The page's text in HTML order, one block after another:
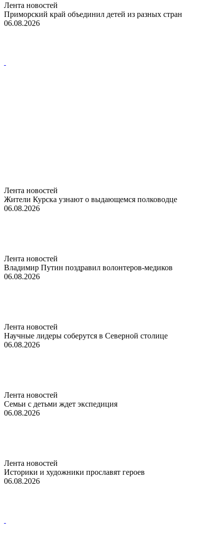
Лента новостей
Приморский край объединил детей из разных стран
06.08.2026
Лента новостей
Жители Курска узнают о выдающемся полководце
06.08.2026
Лента новостей
Владимир Путин поздравил волонтеров-медиков
06.08.2026
Лента новостей
Научные лидеры соберутся в Северной столице
06.08.2026
Лента новостей
Семьи с детьми ждет экспедиция
06.08.2026
Лента новостей
Историки и художники прославят героев
06.08.2026